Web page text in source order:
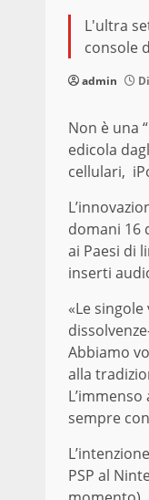
L'ultra
console
admin
Non è una
edicola
cellulari,
domani 16
ai Paesi di
inserti
«Le
Abbiamo
alla
sempre
PSP al